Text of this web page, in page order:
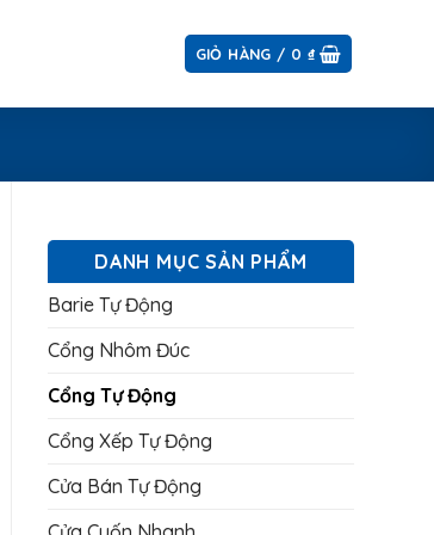
GIỎ HÀNG / 0 ₫
DANH MỤC SẢN PHẨM
Barie Tự Động
Cổng Nhôm Đúc
Cổng Tự Động
Cổng Xếp Tự Động
Cửa Bán Tự Động